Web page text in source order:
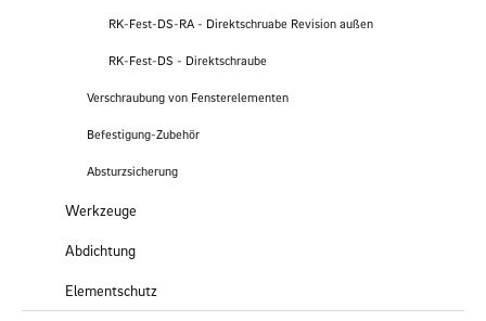
RK-Fest-DS-RA - Direktschruabe Revision außen
RK-Fest-DS - Direktschraube
Verschraubung von Fensterelementen
Befestigung-Zubehör
Absturzsicherung
Werkzeuge
Abdichtung
Elementschutz